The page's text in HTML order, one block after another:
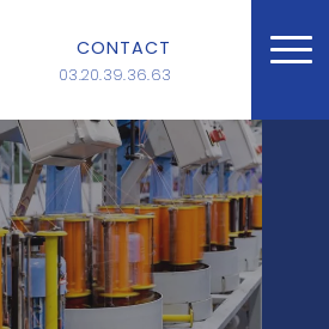
CONTACT
03.20.39.36.63